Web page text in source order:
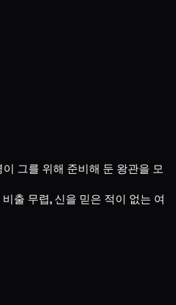
그를 위해 준비해 둔 왕관을 모
출 무렵, 신을 믿은 적이 없는 여